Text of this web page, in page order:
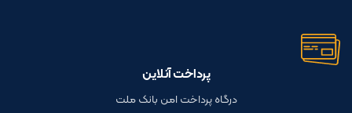
پرداخت آنلاین
درگاه پرداخت امن بانک ملت